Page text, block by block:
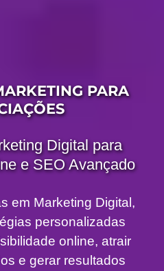
PARA
Digital para
e SEO Avançado
em Marketing Digital,
personalizadas
online, atrair
e gerar resultados